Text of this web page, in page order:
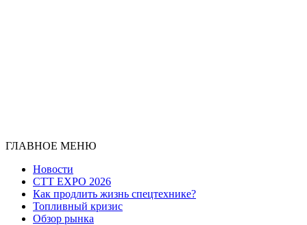
ГЛАВНОЕ МЕНЮ
Новости
CTT EXPO 2026
Как продлить жизнь спецтехнике?
Топливный кризис
Обзор рынка